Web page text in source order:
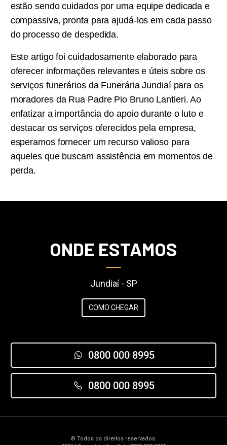
estão sendo cuidados por uma equipe dedicada e
compassiva, pronta para ajudá-los em cada passo
do processo de despedida.
Este artigo foi cuidadosamente elaborado para
oferecer informações relevantes e úteis sobre os
serviços funerários da Funerária Jundiaí para os
moradores da Rua Padre Pio Bruno Lantieri. Ao
enfatizar a importância do apoio durante o luto e
destacar os serviços oferecidos pela empresa,
esperamos fornecer um recurso valioso para
aqueles que buscam assistência em momentos de
perda.
ONDE ESTAMOS
Jundiaí - SP
COMO CHEGAR
0800 000 8995
0800 000 8995
© Todos os direitos reservados.